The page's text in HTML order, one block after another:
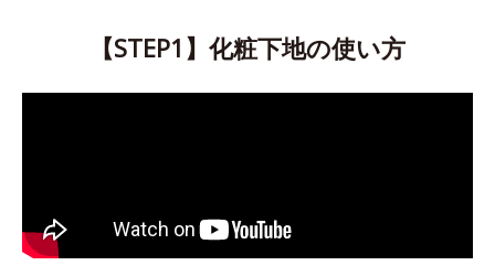
【STEP1】化粧下地の使い方